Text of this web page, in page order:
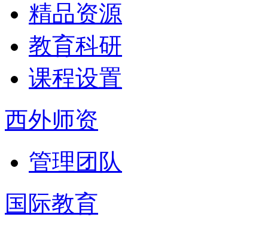
精品资源
教育科研
课程设置
西外师资
管理团队
国际教育